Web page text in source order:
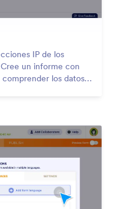
IP de los
un informe con
los datos